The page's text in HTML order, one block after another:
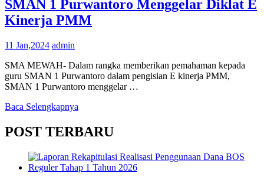
SMAN 1 Purwantoro Menggelar Diklat E
Kinerja PMM
11 Jan,2024 admin
SMA MEWAH- Dalam rangka memberikan pemahaman kepada
guru SMAN 1 Purwantoro dalam pengisian E kinerja PMM,
SMAN 1 Purwantoro menggelar …
Baca Selengkapnya
POST TERBARU